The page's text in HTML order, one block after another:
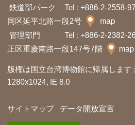
ー
タ
開
放
言
ト
ッ
鉄道部パーク
Tel : +886-2-2558-
同区延平北路一段2号
map
管理部門
Tel : +886-2-2382-
正区重慶南路一段147号7階
map
版権は国立台湾博物館に帰属します
1280x1024, IE 8.0
サイトマップ データ開放宣言